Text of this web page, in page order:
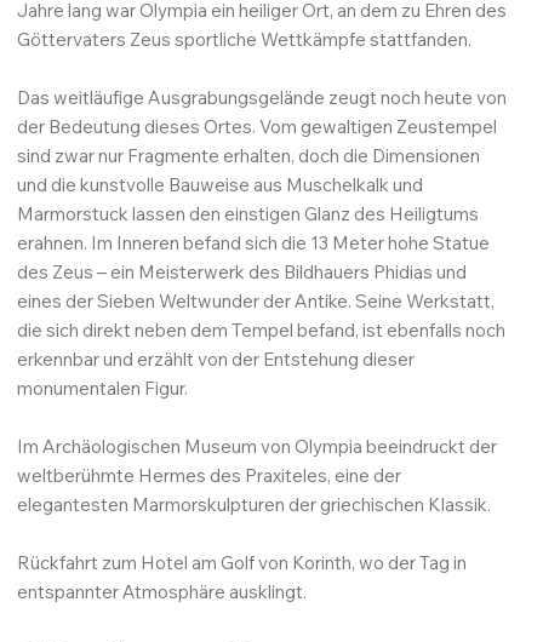
Jahre lang war Olympia ein heiliger Ort, an dem zu Ehren des
Göttervaters Zeus sportliche Wettkämpfe stattfanden.
Das weitläufige Ausgrabungsgelände zeugt noch heute von
der Bedeutung dieses Ortes. Vom gewaltigen Zeustempel
sind zwar nur Fragmente erhalten, doch die Dimensionen
und die kunstvolle Bauweise aus Muschelkalk und
Marmorstuck lassen den einstigen Glanz des Heiligtums
erahnen. Im Inneren befand sich die 13 Meter hohe Statue
des Zeus – ein Meisterwerk des Bildhauers Phidias und
eines der Sieben Weltwunder der Antike. Seine Werkstatt,
die sich direkt neben dem Tempel befand, ist ebenfalls noch
erkennbar und erzählt von der Entstehung dieser
monumentalen Figur.
Im Archäologischen Museum von Olympia beeindruckt der
weltberühmte Hermes des Praxiteles, eine der
elegantesten Marmorskulpturen der griechischen Klassik.
Rückfahrt zum Hotel am Golf von Korinth, wo der Tag in
entspannter Atmosphäre ausklingt.